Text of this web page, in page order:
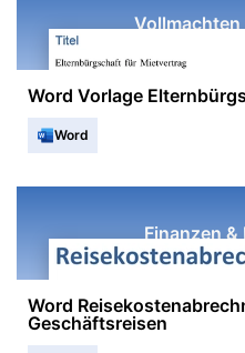
Vollmachten
Word Vorlage
Word
Finanzen
Word
Geschäftsreisen